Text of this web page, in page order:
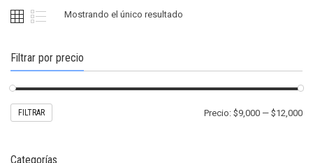
página
de
Mostrando el único resultado
Filtrar por precio
FILTRAR Precio: $9,000 — $12,000
Categorías